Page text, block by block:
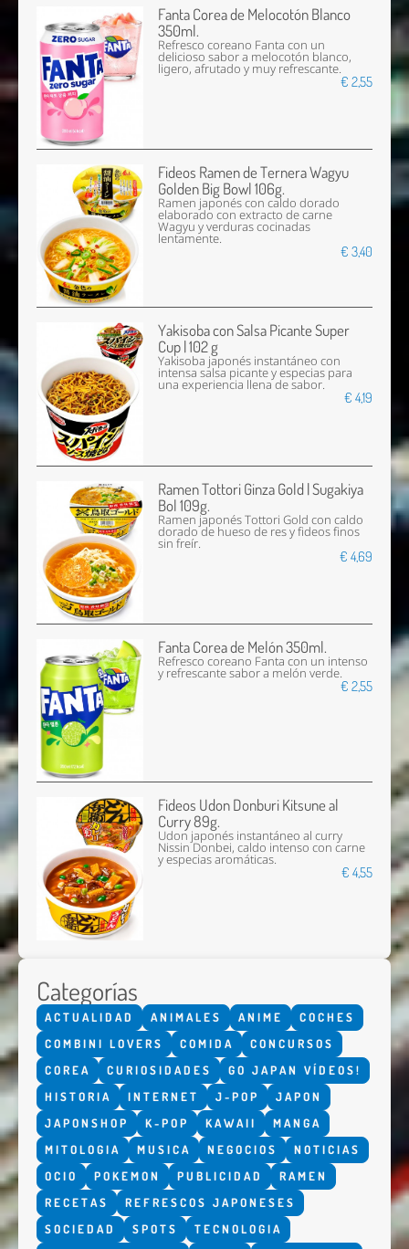
Fanta Corea de Melocotón Blanco
350ml.
Refresco coreano Fanta con un
delicioso sabor a melocotón blanco,
ligero, afrutado y muy refrescante.
€ 2,55
Fideos Ramen de Ternera Wagyu
Golden Big Bowl 106g.
Ramen japonés con caldo dorado
elaborado con extracto de carne
Wagyu y verduras cocinadas
lentamente.
€ 3,40
Yakisoba con Salsa Picante Super
Cup | 102 g
Yakisoba japonés instantáneo con
intensa salsa picante y especias para
una experiencia llena de sabor.
€ 4,19
Ramen Tottori Ginza Gold | Sugakiya
Bol 109g.
Ramen japonés Tottori Gold con caldo
dorado de hueso de res y fideos finos
sin freír.
€ 4,69
Fanta Corea de Melón 350ml.
Refresco coreano Fanta con un intenso
y refrescante sabor a melón verde.
€ 2,55
Fideos Udon Donburi Kitsune al
Curry 89g.
Udon japonés instantáneo al curry
Nissin Donbei, caldo intenso con carne
y especias aromáticas.
€ 4,55
Categorías
ACTUALIDAD ANIMALES ANIME
COCHES
COMBINI LOVERS
COMIDA
CONCURSOS
COREA
CURIOSIDADES
GO JAPAN VÍDEOS!
HISTORIA
INTERNET J-POP
JAPON
JAPONSHOP
K-POP KAWAII
MANGA
MITOLOGIA
MUSICA NEGOCIOS
NOTICIAS
OCIO
POKEMON PUBLICIDAD
RAMEN
RECETAS
REFRESCOS JAPONESES
SOCIEDAD
SPOTS
TECNOLOGIA